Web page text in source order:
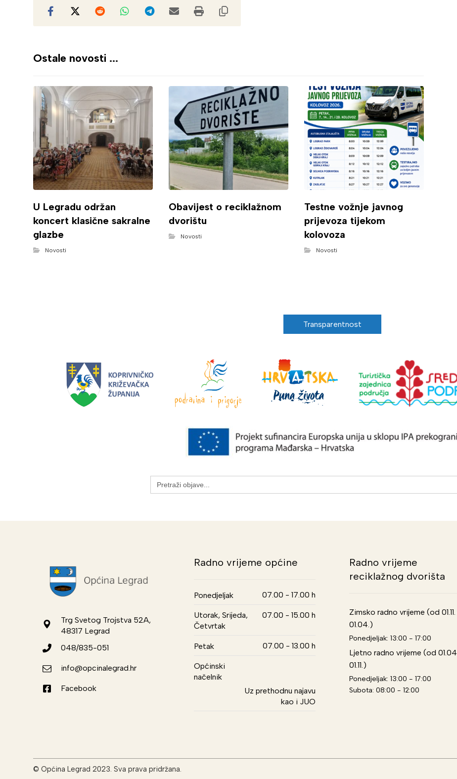
Ostale novosti ...
U Legradu održan
koncert klasične sakralne
glazbe
Novosti
Obavijest o reciklažnom
dvorištu
Novosti
Testne vožnje javnog
prijevoza tijekom
kolovoza
Novosti
Transparentnost
Search
for:
Trg Svetog Trojstva 52A,
48317 Legrad
048/835-051
info@opcinalegrad.hr
Facebook
Radno vrijeme općine
Ponedjeljak 07.00 - 17.00 h
Utorak, Srijeda,
Četvrtak
07.00 - 15.00 h
Petak 07.00 - 13.00 h
Općinski
načelnik
Uz prethodnu najavu
kao i JUO
Radno vrijeme
reciklažnog dvorišta
Zimsko radno vrijeme (od
01.04.)
Ponedjeljak: 13:00 - 17:00
Ljetno radno vrijeme (od
01.11.)
Ponedjeljak: 13:00 - 17:00
Subota: 08:00 - 12:00
© Općina Legrad 2023. Sva prava pridržana.